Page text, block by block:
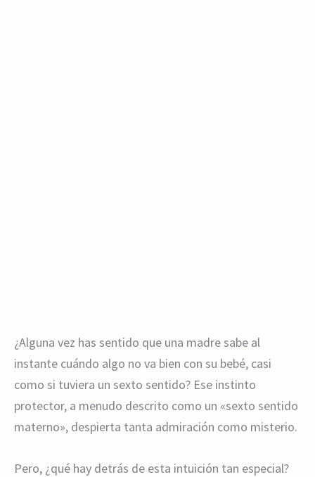
¿Alguna vez has sentido que una madre sabe al
instante cuándo algo no va bien con su bebé, casi
como si tuviera un sexto sentido? Ese instinto
protector, a menudo descrito como un «sexto sentido
materno», despierta tanta admiración como misterio.
Pero, ¿qué hay detrás de esta intuición tan especial?